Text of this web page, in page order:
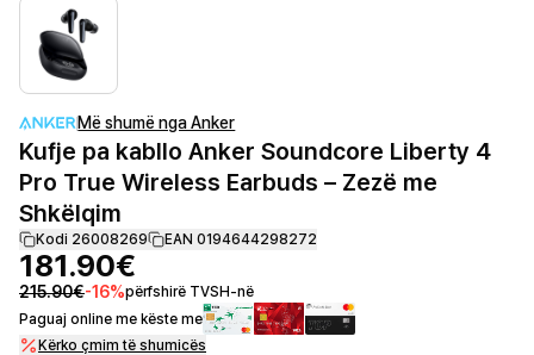
Më shumë nga Anker
Kufje pa kabllo Anker Soundcore Liberty 4
Pro True Wireless Earbuds – Zezë me
Shkëlqim
Kodi 26008269 EAN 0194644298272
181.90€
215.90€-16%përfshirë TVSH-në
Paguaj online me këste me
Kërko çmim të shumicës